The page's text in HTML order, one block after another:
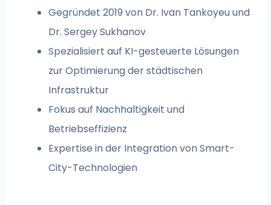
Gegründet 2019 von Dr. Ivan Tankoyeu und
Dr. Sergey Sukhanov
Spezialisiert auf KI-gesteuerte Lösungen
zur Optimierung der städtischen
Infrastruktur
Fokus auf Nachhaltigkeit und
Betriebseffizienz
Expertise in der Integration von Smart-
City-Technologien